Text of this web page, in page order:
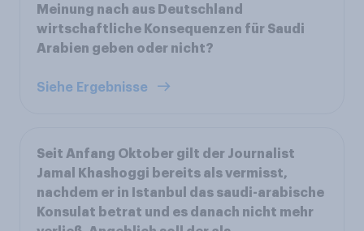
Meinung nach aus Deutschland
wirtschaftliche Konsequenzen für Saudi
Arabien geben oder nicht?
Siehe Ergebnisse
Seit Anfang Oktober gilt der Journalist
Jamal Khashoggi bereits als vermisst,
nachdem er in Istanbul das saudi-arabische
Konsulat betrat und es danach nicht mehr